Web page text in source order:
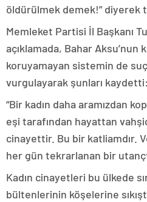
öldürülmek demek!” diyerek
Memleket Partisi İl Başkanı
açıklamada, Bahar Aksu’nun
koruyamayan sistemin de
vurgulayarak şunları kaydetti:
“Bir kadın daha aramızdan
eşi tarafından hayattan
cinayettir. Bu bir katliamdır.
her gün tekrarlanan bir
Kadın cinayetleri bu ülkede
bültenlerinin köşelerine